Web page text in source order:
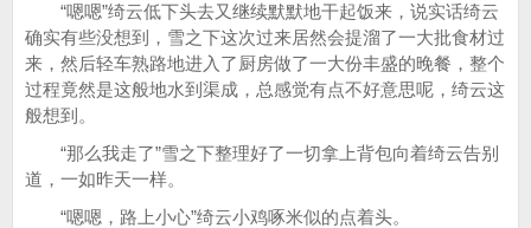
“嗯嗯”绮云低下头去又继续默默地干起饭来，说实话绮云
确实有些没想到，雪之下这次过来居然会提溜了一大批食材过
来，然后轻车熟路地进入了厨房做了一大份丰盛的晚餐，整个
过程竟然是这般地水到渠成，总感觉有点不好意思呢，绮云这
般想到。
“那么我走了”雪之下整理好了一切拿上背包向着绮云告别
道，一如昨天一样。
“嗯嗯，路上小心”绮云小鸡啄米似的点着头。